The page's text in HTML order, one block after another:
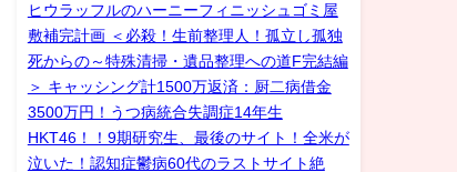
ヒウラッフルのハーニーフィニッシュゴミ屋
敷補完計画 ＜必殺！生前整理人！孤立し孤独
死からの～特殊清掃・遺品整理への道F完結編
＞ キャッシング計1500万返済：厨二病借金
3500万円！うつ病統合失調症14年生
HKT46！！9期研究生、最後のサイト！全米が
泣いた！認知症鬱病60代のラストサイト絶